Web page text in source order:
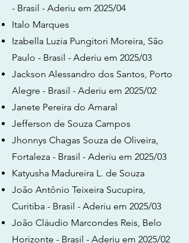
- Brasil - Aderiu em 2025/04
Italo Marques
Izabella Luzia Pungitori Moreira, São
Paulo - Brasil - Aderiu em 2025/03
Jackson Alessandro dos Santos, Porto
Alegre - Brasil - Aderiu em 2025/02
Janete Pereira do Amaral
Jefferson de Souza Campos
Jhonnys Chagas Souza de Oliveira,
Fortaleza - Brasil - Aderiu em 2025/03
Katyusha Madureira L. de Souza
João Antônio Teixeira Sucupira,
Curitiba - Brasil - Aderiu em 2025/03
João Cláudio Marcondes Reis, Belo
Horizonte - Brasil - Aderiu em 2025/02